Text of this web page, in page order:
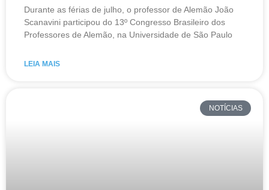
Durante as férias de julho, o professor de Alemão João
Scanavini participou do 13º Congresso Brasileiro dos
Professores de Alemão, na Universidade de São Paulo
LEIA MAIS
NOTÍCIAS